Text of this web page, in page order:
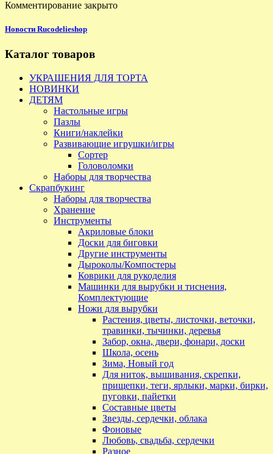
Комментирование закрыто
Новости Rucodelieshop
Каталог товаров
УКРАШЕНИЯ ДЛЯ ТОРТА
НОВИНКИ
ДЕТЯМ
Настольные игры
Пазлы
Книги/наклейки
Развивающие игрушки/игры
Сортер
Головоломки
Наборы для творчества
Скрапбукинг
Наборы для творчества
Хранение
Инструменты
Акриловые блоки
Доски для биговки
Другие инструменты
Дыроколы/Компостеры
Коврики для рукоделия
Машинки для вырубки и тиснения,
Комплектующие
Ножи для вырубки
Растения, цветы, листочки, веточки,
травинки, тычинки, деревья
Забор, окна, двери, фонари, доски
Школа, осень
Зима, Новый год
Для ниток, вышивания, скрепки,
прищепки, теги, ярлыки, марки, бирки,
пуговки, пайетки
Составные цветы
Звезды, сердечки, облака
Фоновые
Любовь, свадьба, сердечки
Разное